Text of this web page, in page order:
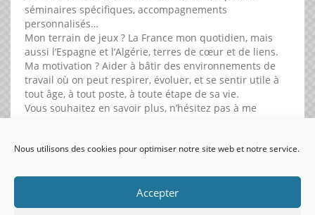
Nous utilisons des cookies pour optimiser notre site web et notre service.
Accepter
séminaires spécifiques, accompagnements
personnalisés…
Mon terrain de jeux ? La France mon quotidien, mais
aussi l’Espagne et l’Algérie, terres de cœur et de liens.
Ma motivation ? Aider à bâtir des environnements de
travail où on peut respirer, évoluer, et se sentir utile à
tout âge, à tout poste, à toute étape de sa vie.
Vous souhaitez en savoir plus, n’hésitez pas à me
visiteurs uniques: